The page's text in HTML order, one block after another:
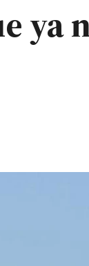
ya